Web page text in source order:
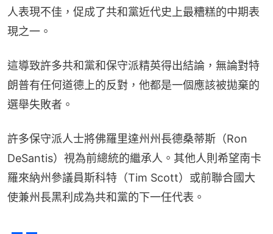
人表現不佳，促成了共和黨近代史上最糟糕的中期表
現之一。
這導致許多共和黨和保守派精英得出結論，無論對特
朗普有任何道德上的反對，他都是一個應該被拋棄的
選舉失敗者。
許多保守派人士將佛羅里達州州長德桑蒂斯（Ron
DeSantis）視為前總統的繼承人。其他人則希望南卡
羅來納州參議員斯科特（Tim Scott）或前聯合國大
使兼州長黑利成為共和黨的下一任代表。